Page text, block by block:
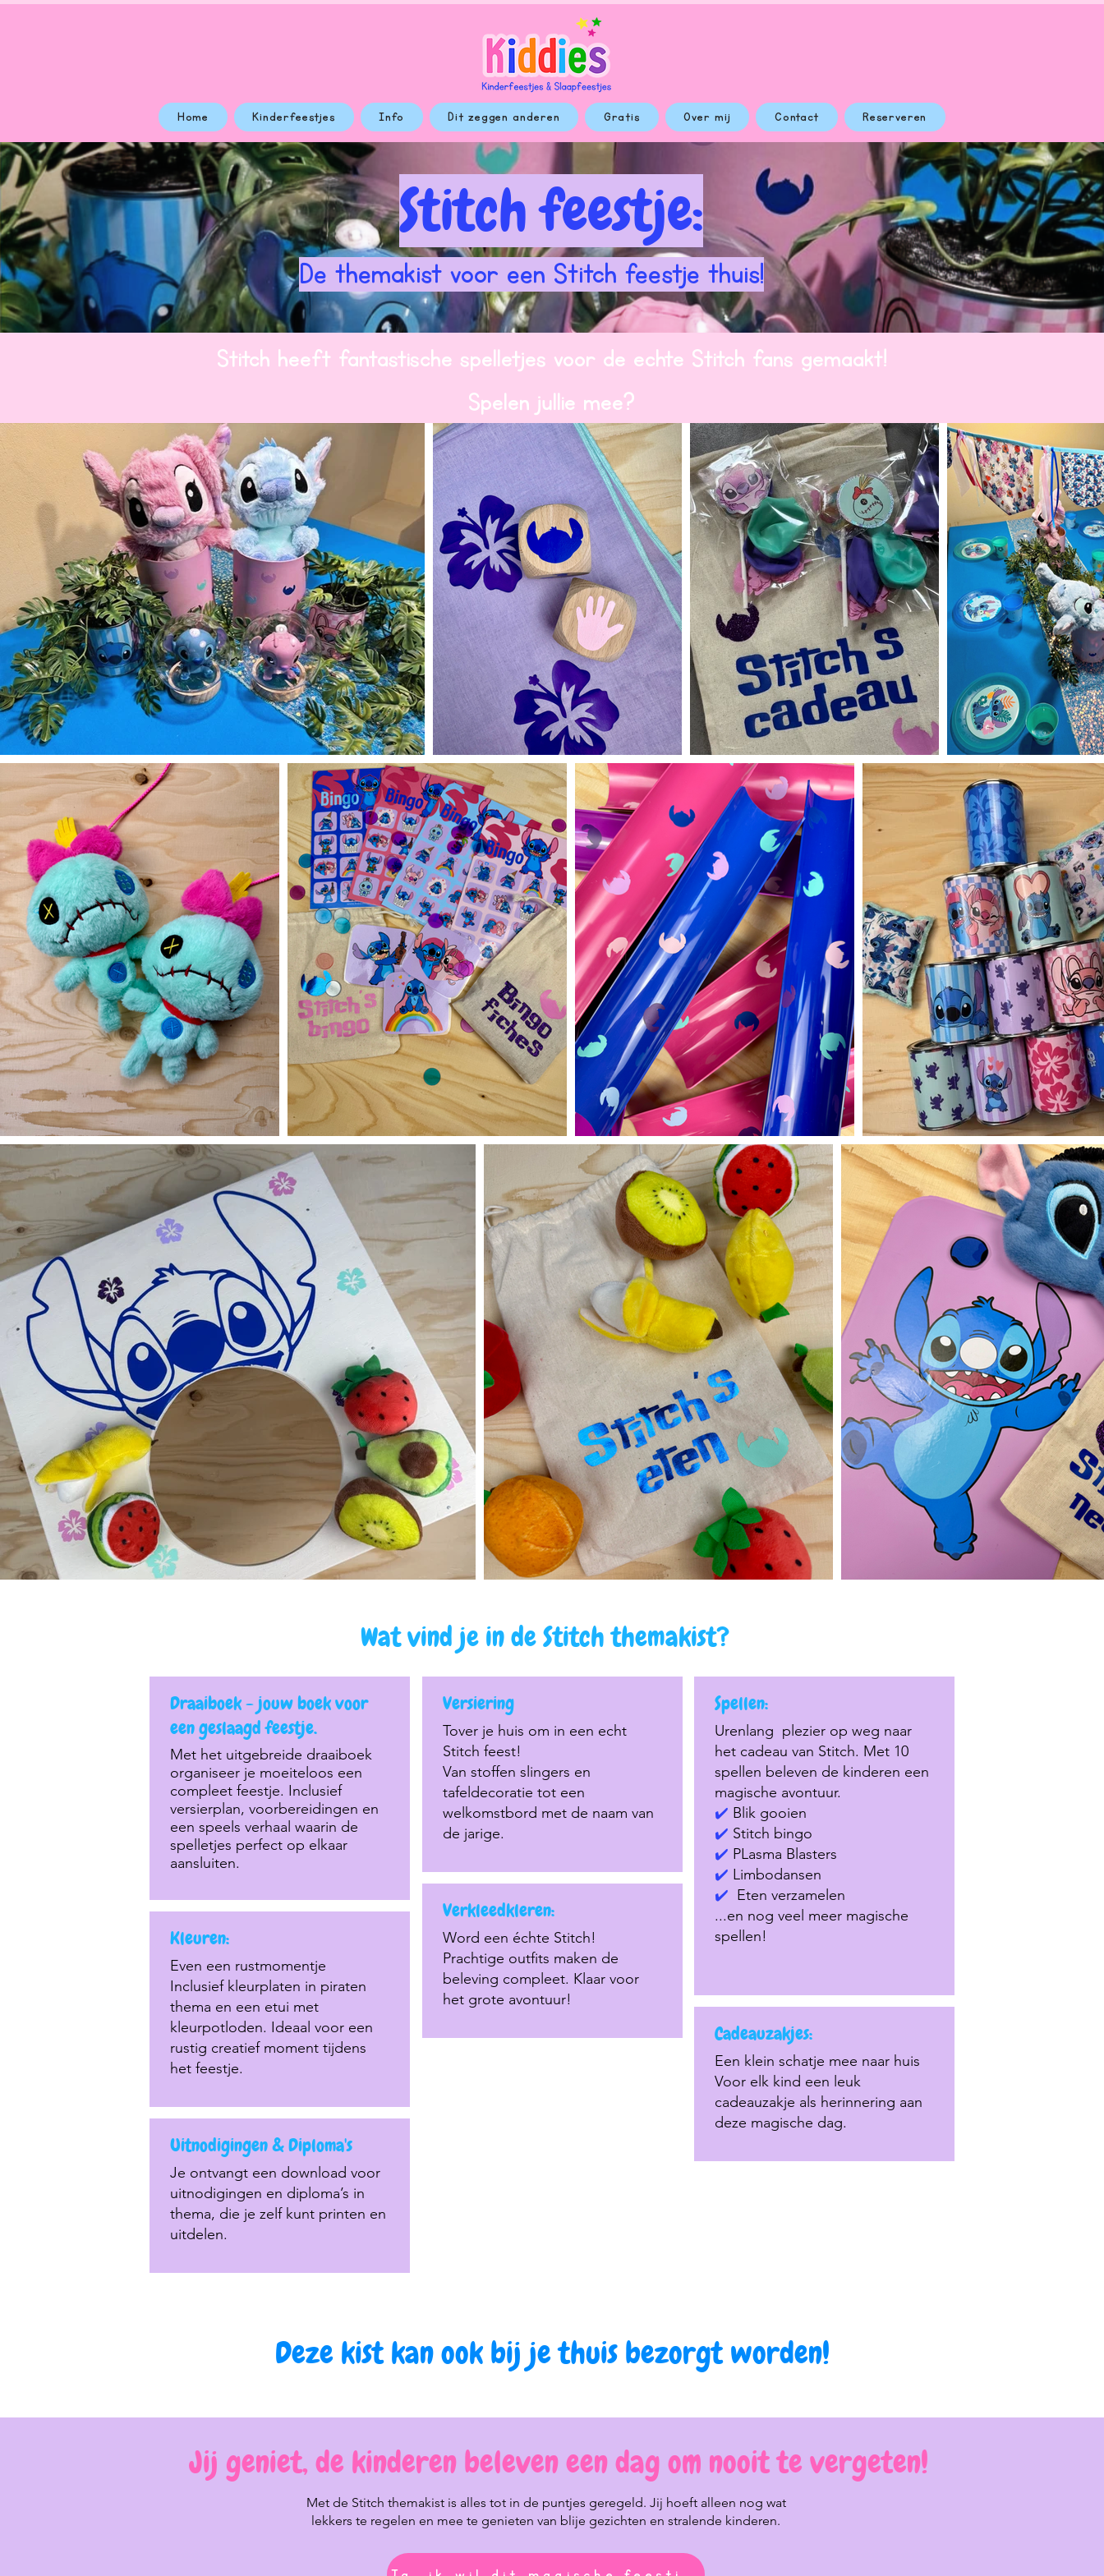
Home Kinderfeestjes Info Dit zeggen anderen Gratis Over mij Contact Reserveren
Stitch feestje:
De themakist voor een Stitch feestje thuis!
Stitch heeft fantastische spelletjes voor de echte Stitch fans gemaakt!
Spelen jullie mee?
Binnenkort vind je hier meer foto's
van dit leuke thema!
Wat vind je in de Stitch themakist?
Draaiboek - jouw boek voor
een geslaagd feestje.
Met het uitgebreide draaiboek
organiseer je moeiteloos een
compleet feestje. Inclusief
versierplan, voorbereidingen en
een speels verhaal waarin de
spelletjes perfect op elkaar
aansluiten.
Kleuren:
Even een rustmomentje
Inclusief kleurplaten in piraten
thema en een etui met
kleurpotloden. Ideaal voor een
rustig creatief moment tijdens
het feestje.
Uitnodigingen & Diploma's
Je ontvangt een download voor
uitnodigingen en diploma’s in
thema, die je zelf kunt printen en
uitdelen.
Versiering
Tover je huis om in een echt
Stitch feest!
Van stoffen slingers en
tafeldecoratie tot een
welkomstbord met de naam van
de jarige.
Verkleedkleren:
Word een échte Stitch!
Prachtige outfits maken de
beleving compleet. Klaar voor
het grote avontuur!
Spellen:
Urenlang plezier op weg naar
het cadeau van Stitch. Met 10
spellen beleven de kinderen een
magische avontuur.
✔️ Blik gooien
✔️ Stitch bingo
✔️ PLasma Blasters
✔️ Limbodansen
✔️ Eten verzamelen
...en nog veel meer magische
spellen!
Cadeauzakjes:
Een klein schatje mee naar huis
Voor elk kind een leuk
cadeauzakje als herinnering aan
deze magische dag.
Deze kist kan ook bij je thuis bezorgt worden!
Jij geniet, de kinderen beleven een dag om nooit te vergeten!
Met de Stitch themakist is alles tot in de puntjes geregeld. Jij hoeft alleen nog wat
lekkers te regelen en mee te genieten van blije gezichten en stralende kinderen.